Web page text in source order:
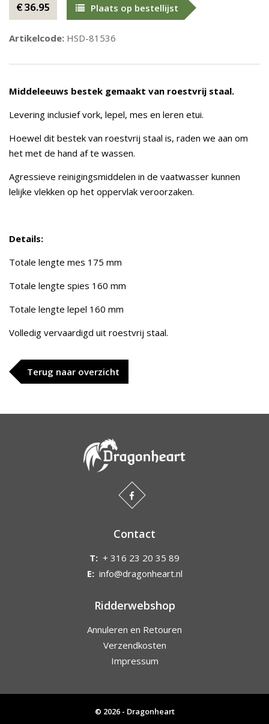
€ 36.95 Plaats op bestellijst
Artikelcode: HSD-81536
Middeleeuws bestek gemaakt van roestvrij staal.
Levering inclusief vork, lepel, mes en leren etui.
Hoewel dit bestek van roestvrij staal is, raden we aan om
het met de hand af te wassen.
Agressieve reinigingsmiddelen in de vaatwasser kunnen
lelijke vlekken op het oppervlak veroorzaken.
Details:
Totale lengte mes 175 mm
Totale lengte spies 160 mm
Totale lengte lepel 160 mm
Volledig vervaardigd uit roestvrij staal.
Terug naar overzicht
Contact
T: + 316 23 20 35 89
E: info@dragonheart.nl
Ridderwebshop
Annuleren en Retouren
Verzendkosten
Impressum
© 2026 - Dragonheart